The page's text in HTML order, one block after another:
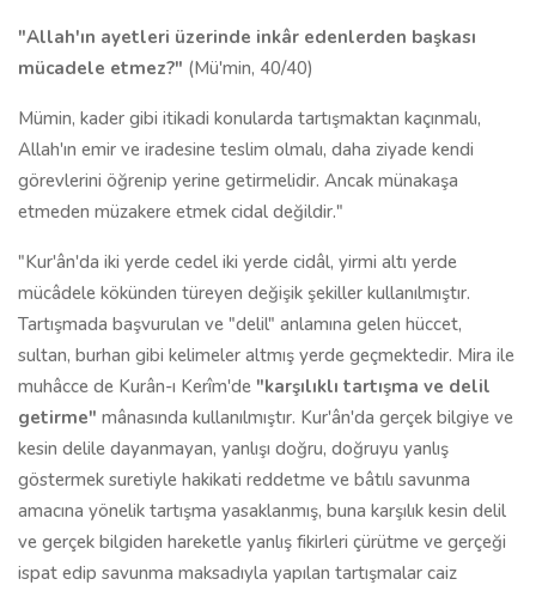
"Allah'ın ayetleri üzerinde inkâr edenlerden başkası
mücadele etmez?" (Mü'min, 40/40)
Mümin, kader gibi itikadi konularda tartışmaktan kaçınmalı,
Allah'ın emir ve iradesine teslim olmalı, daha ziyade kendi
görevlerini öğrenip yerine getirmelidir. Ancak münakaşa
etmeden müzakere etmek cidal değildir."
"Kur'ân'da iki yerde cedel iki yerde cidâl, yirmi altı yerde
mücâdele kökünden türeyen değişik şekiller kullanılmıştır.
Tartışmada başvurulan ve "delil" anlamına gelen hüccet,
sultan, burhan gibi kelimeler altmış yerde geçmektedir. Mira ile
muhâcce de Kurân-ı Kerîm'de "karşılıklı tartışma ve delil
getirme" mânasında kullanılmıştır. Kur'ân'da gerçek bilgiye ve
kesin delile dayanmayan, yanlışı doğru, doğruyu yanlış
göstermek suretiyle hakikati reddetme ve bâtılı savunma
amacına yönelik tartışma yasaklanmış, buna karşılık kesin delil
ve gerçek bilgiden hareketle yanlış fikirleri çürütme ve gerçeği
ispat edip savunma maksadıyla yapılan tartışmalar caiz